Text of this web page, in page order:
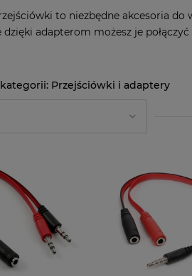
to niezbędne akcesoria
dzięki adapterom możesz je
Przejściówki i adaptery